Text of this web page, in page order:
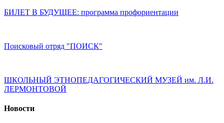
БИЛЕТ В БУДУЩЕЕ: программа профориентации
Поисковый отряд "ПОИСК"
ШКОЛЬНЫЙ ЭТНОПЕДАГОГИЧЕСКИЙ МУЗЕЙ им. Л.И.
ЛЕРМОНТОВОЙ
Новости